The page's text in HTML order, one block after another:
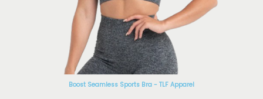
Boost Seamless Sports Bra - TLF Apparel